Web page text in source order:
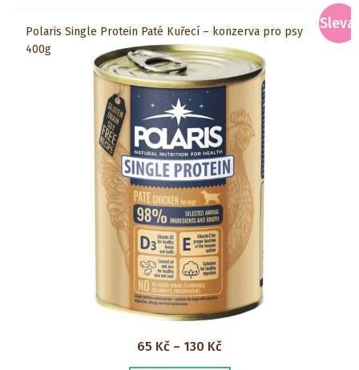
variant.
Možnosti
lze
vybrat
na
stránce
produktu
Sleva!
Polaris Single Protein Paté Kuřecí – konzerva pro psy
400g
65 Kč – 130 KčRozpětí
cen: